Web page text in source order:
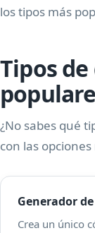
los tipos más
Tipos de
¿No sabes qué
con las
Generador
Crea un único